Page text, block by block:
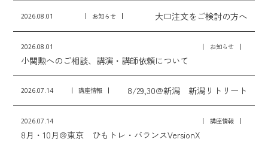
2026.08.01 お知らせ 大口注文をご検討の方へ
2026.08.01 お知らせ
小関勲へのご相談、講演・講師依頼について
2026.07.14 講座情報 8/29,30@新潟 新潟リトリート
2026.07.14 講座情報
8月・10月@東京 ひもトレ・バランスVersionX